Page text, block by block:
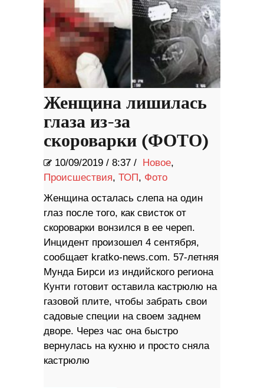
Женщина лишилась
глаза из-за
скороварки (ФОТО)
10/09/2019 / 8:37 / Новое,
Происшествия, ТОП, Фото
Женщина осталась слепа на один
глаз после того, как свисток от
скороварки вонзился в ее череп.
Инцидент произошел 4 сентября,
сообщает kratko-news.com. 57-летняя
Мунда Бирси из индийского региона
Кунти готовит оставила кастрюлю на
газовой плите, чтобы забрать свои
садовые специи на своем заднем
дворе. Через час она быстро
вернулась на кухню и просто сняла
кастрюлю